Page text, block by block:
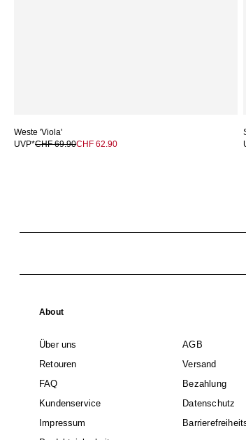
Weste 'Viola'
UVP*CHF 69.90CHF 62.90
About
Über uns
AGB
Retouren
Versand
FAQ
Bezahlung
Kundenservice
Datenschutz
Impressum